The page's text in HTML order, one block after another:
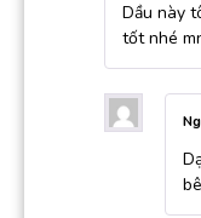
Dầu này
tốt nhé